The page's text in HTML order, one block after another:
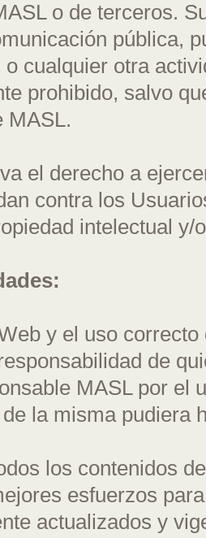
o de terceros.
pública,
cualquier otra
prohibido, salvo
MASL.
el derecho a
contra los
intelectual y/
y el uso
de
MASL por el
la misma pudiera
los contenidos
esfuerzos
actualizados y